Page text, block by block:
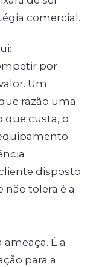
comercial.
por
Um
razão uma
que custa, o
disposto
não tolera é a
É a
para a